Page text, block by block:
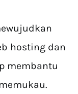
hosting dan
membantu